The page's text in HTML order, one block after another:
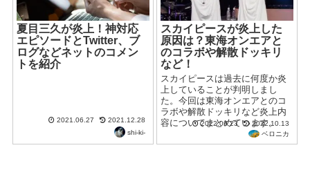
夏目三久が炎上！神対応
エピソードとTwitter、ブ
ログなどネットのコメン
トを紹介
2021.06.27
2021.12.28
shi-ki-
スカイピースが炎上した
原因は？東海オンエアと
のコラボや解散ドッキリ
など！
スカイピースは過去に何度か炎
上していることが判明しまし
た。今回は東海オンエアとのコ
ラボや解散ドッキリなど炎上内
容についてまとめています。
2022.09.23
2022.10.13
ベロニカ